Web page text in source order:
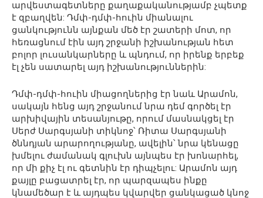
արվեստագետները քաղաքականությամբ չպետք
է զբաղվեն: Դմփ-դմփ-հուին միանալու
ցանկությունն այնքան մեծ էր շատերի մոտ, որ
հեռացնում էին այդ շրջանի իշխանության հետ
բոլոր լուսանկարները և պնդում, որ իրենք երբեք
էլ չեն սատարել այդ իշխանություններին:
Դմփ-դմփ-հուին միացողներից էր նաև Արամոն,
սակայն հենց այդ շրջանում նրա դեմ գործել էր
արխիվային տեսանյութը, որում մասնակցել էր
Սերժ Սարգսյանի տիկնոջ՝ Ռիտա Սարգսյանի
ծննդյան արարողությանը, ավելին՝ նրա կենացը
խմելու ժամանակ գլուխն այնպես էր խոնարհել,
որ մի քիչ էլ ու գետնին էր դիպչելու: Արամոն այդ
քայլը բացատրել էր, որ պարզապես ինքը
կնամեծար է և այդպես կվարվեր ցանկացած կնոջ